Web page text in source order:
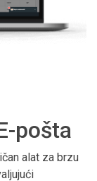
pošta
alat za brzu